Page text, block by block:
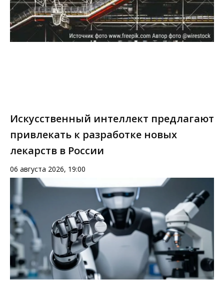
Искусственный интеллект предлагают
привлекать к разработке новых
лекарств в России
06 августа 2026, 19:00